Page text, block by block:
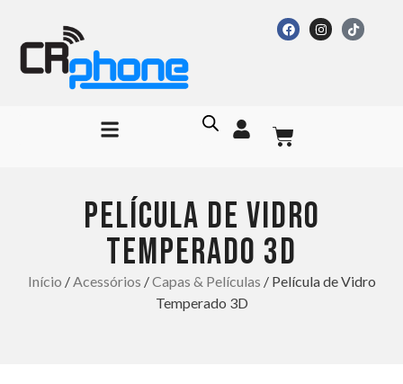
PELÍCULA DE VIDRO
TEMPERADO 3D
Início /Acessórios /Capas & Películas / Película de Vidro
Temperado 3D